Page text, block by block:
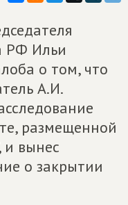
РФ Ильи
о том, что
А.И.
размещенной
и вынес
о закрытии